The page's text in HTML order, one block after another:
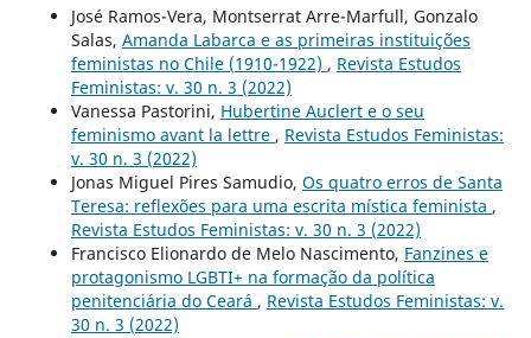
José Ramos-Vera, Montserrat Arre-Marfull, Gonzalo
Salas, Amanda Labarca e as primeiras instituições
feministas no Chile (1910-1922) , Revista Estudos
Feministas: v. 30 n. 3 (2022)
Vanessa Pastorini, Hubertine Auclert e o seu
feminismo avant la lettre , Revista Estudos Feministas:
v. 30 n. 3 (2022)
Jonas Miguel Pires Samudio, Os quatro erros de Santa
Teresa: reflexões para uma escrita mística feminista ,
Revista Estudos Feministas: v. 30 n. 3 (2022)
Francisco Elionardo de Melo Nascimento, Fanzines e
protagonismo LGBTI+ na formação da política
penitenciária do Ceará , Revista Estudos Feministas: v.
30 n. 3 (2022)